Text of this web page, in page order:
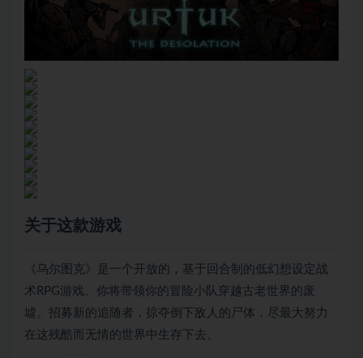
关于这款游戏
《乌尔图克》是一个开放的，基于回合制的低幻想设定战
术RPG游戏。你将带领你的冒险小队穿越古老世界的废
墟。招募新的追随者，掠夺倒下敌人的尸体，尽最大努力
在这残酷而无情的世界中生存下去。